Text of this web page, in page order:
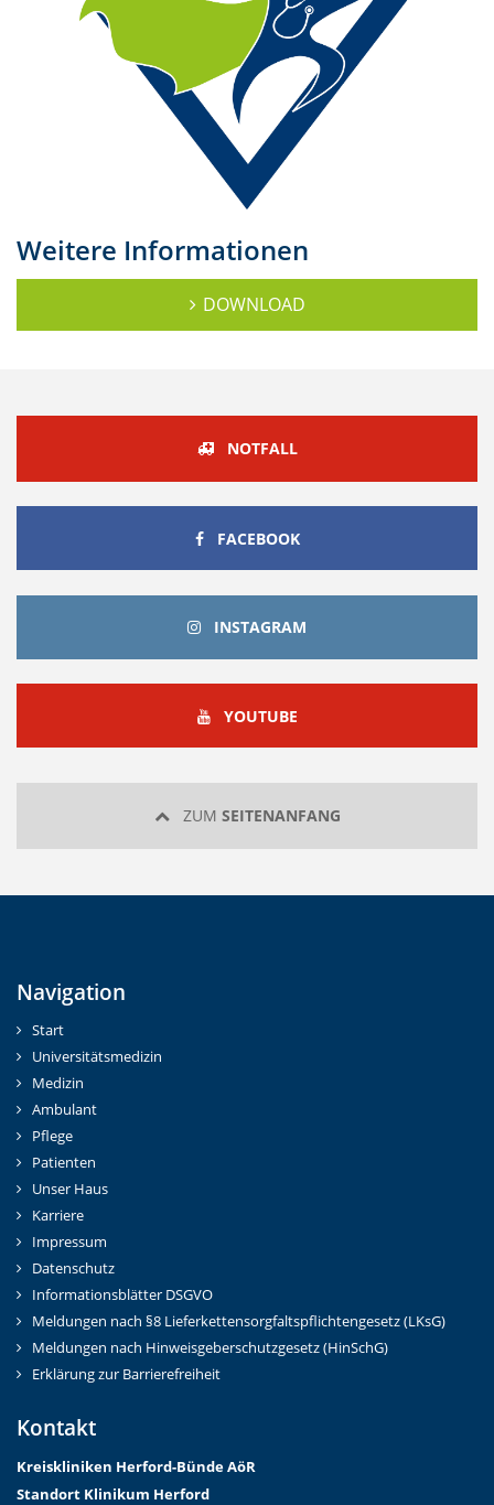
Weitere Informationen
DOWNLOAD
NOTFALL
FACEBOOKFACEBOOK
INSTAGRAM
YOUTUBEYOUTUBE
ZUM SEITENANFANG
Navigation
Start
Universitätsmedizin
Medizin
Ambulant
Pflege
Patienten
Unser Haus
Karriere
Impressum
Datenschutz
Informationsblätter DSGVO
Meldungen nach §8 Lieferkettensorgfaltspflichtengesetz (LKsG)
Meldungen nach Hinweisgeberschutzgesetz (HinSchG)
Erklärung zur Barrierefreiheit
Kontakt
Kreiskliniken Herford-Bünde AöR
Standort Klinikum Herford